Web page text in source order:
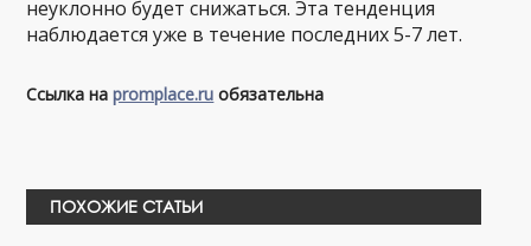
неуклонно будет снижаться. Эта тенденция
наблюдается уже в течение последних 5-7 лет.
Ссылка наpromplace.ru обязательна
ПОХОЖИЕ СТАТЬИ